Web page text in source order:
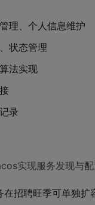
理、个人信息维护
状态管理
法实现
录
实现服务发现与
招聘旺季可单独扩